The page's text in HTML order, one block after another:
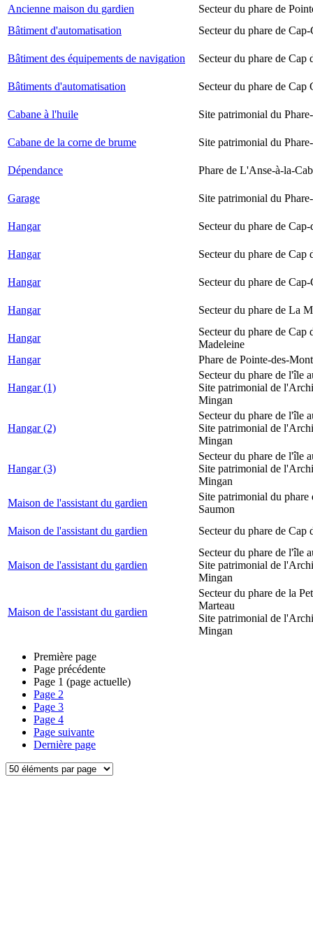
Ancienne maison du gardien
Secteur du phare de
Bâtiment d'automatisation
Secteur du phare de Cap-
Bâtiment des équipements de navigation Secteur du phare de Cap
Bâtiments d'automatisation Secteur du phare de Cap
Cabane à l'huile Site patrimonial du
Cabane de la corne de brume Site patrimonial du
Dépendance Phare de L'Anse-à-la-
Garage Site patrimonial du
Hangar Secteur du phare de Cap-
Hangar Secteur du phare de Cap
Hangar Secteur du phare de Cap-
Hangar Secteur du phare de La
Hangar
Secteur du phare de Cap
Madeleine
Hangar
Phare de Pointe-des-
Hangar (1)
Secteur du phare de l'île
Site patrimonial de
Mingan
Hangar (2)
Secteur du phare de l'île
Site patrimonial de
Mingan
Hangar (3)
Secteur du phare de l'île
Site patrimonial de
Mingan
Maison de l'assistant du gardien
Site patrimonial du phare
Saumon
Maison de l'assistant du gardien
Secteur du phare de Cap
Maison de l'assistant du gardien
Secteur du phare de l'île
Site patrimonial de
Mingan
Maison de l'assistant du gardien
Secteur du phare de la
Marteau
Site patrimonial de
Mingan
Première page
Page précédente
Page 1 (page actuelle)
Page 2
Page 3
Page 4
Page suivante
Dernière page